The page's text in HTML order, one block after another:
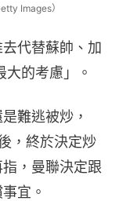
Images）
代替蘇帥、加
大的考慮」。
難逃被炒，
，終於決定炒
，曼聯決定跟
宜。